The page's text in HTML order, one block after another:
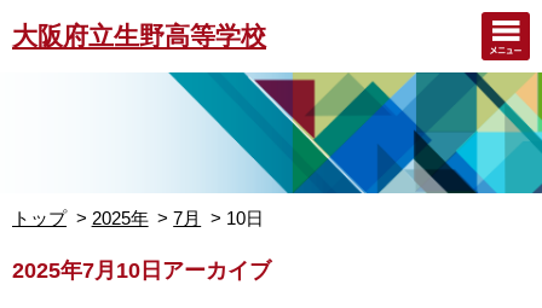
大阪府立生野高等学校
トップ 2025年 7月 10日
2025年7月10日アーカイブ